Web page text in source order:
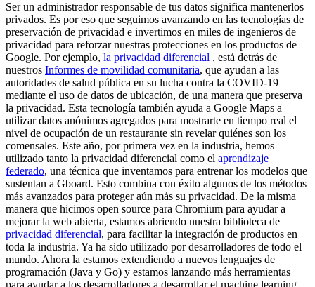
Ser un administrador responsable de tus datos significa mantenerlos
privados. Es por eso que seguimos avanzando en las tecnologías de
preservación de privacidad e invertimos en miles de ingenieros de
privacidad para reforzar nuestras protecciones en los productos de
Google. Por ejemplo, la privacidad diferencial , está detrás de
nuestros Informes de movilidad comunitaria, que ayudan a las
autoridades de salud pública en su lucha contra la COVID-19
mediante el uso de datos de ubicación, de una manera que preserva
la privacidad. Esta tecnología también ayuda a Google Maps a
utilizar datos anónimos agregados para mostrarte en tiempo real el
nivel de ocupación de un restaurante sin revelar quiénes son los
comensales. Este año, por primera vez en la industria, hemos
utilizado tanto la privacidad diferencial como el aprendizaje
federado, una técnica que inventamos para entrenar los modelos que
sustentan a Gboard. Esto combina con éxito algunos de los métodos
más avanzados para proteger aún más su privacidad. De la misma
manera que hicimos open source para Chromium para ayudar a
mejorar la web abierta, estamos abriendo nuestra biblioteca de
privacidad diferencial, para facilitar la integración de productos en
toda la industria. Ya ha sido utilizado por desarrolladores de todo el
mundo. Ahora la estamos extendiendo a nuevos lenguajes de
programación (Java y Go) y estamos lanzando más herramientas